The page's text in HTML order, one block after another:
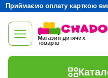
Приймаємо оплату карткою
Магазин дитячих
товарів